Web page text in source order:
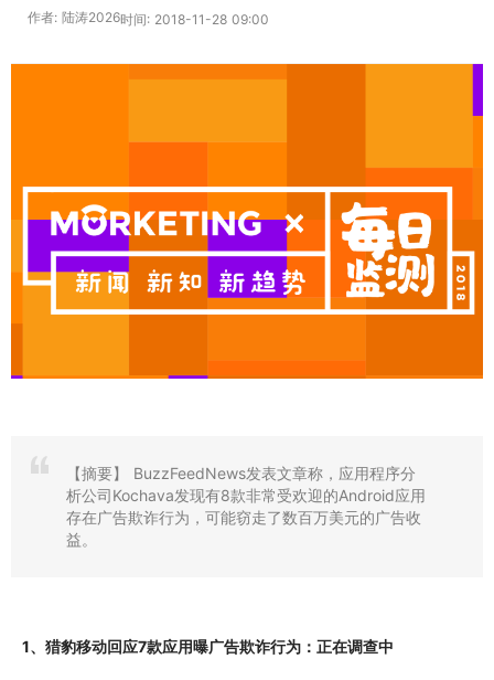
作者: 陆涛2026时间: 2018-11-28 09:00
【摘要】
BuzzFeedNews发表文章称，应用程序分
析公司Kochava发现有8款非常受欢迎的Android应用
存在广告欺诈行为，可能窃走了数百万美元的广告收
益。
1、猎豹移动回应7款应用曝广告欺诈行为：正在调查中